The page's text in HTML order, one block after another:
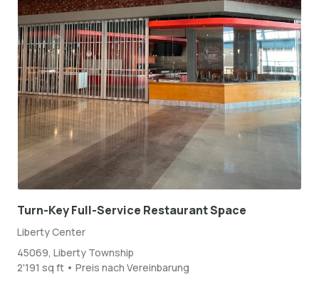
Turn-Key Full-Service Restaurant Space
Liberty Center
45069, Liberty Township
2'191 sq ft • Preis nach Vereinbarung